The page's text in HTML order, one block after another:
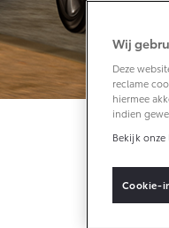
€ 33.495,-
C-HR+
ELEKTRISCH
Wij
Deze
reclame
hiermee
indien
Bekijk onze
Cookie-